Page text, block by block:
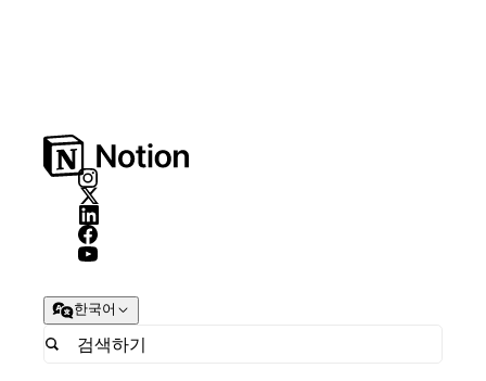
한국어